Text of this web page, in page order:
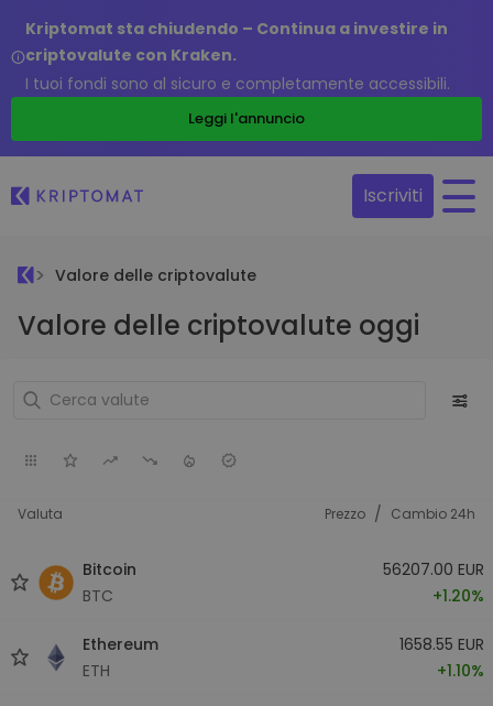
Kriptomat sta chiudendo – Continua a investire in
criptovalute con Kraken.
I tuoi fondi sono al sicuro e completamente accessibili.
Leggi l'annuncio
Iscriviti
Valore delle criptovalute
Valore delle criptovalute oggi
Valuta Prezzo / Cambio 24h
Bitcoin
BTC
56207.00 EUR
+1.20%
Ethereum
ETH
1658.55 EUR
+1.10%